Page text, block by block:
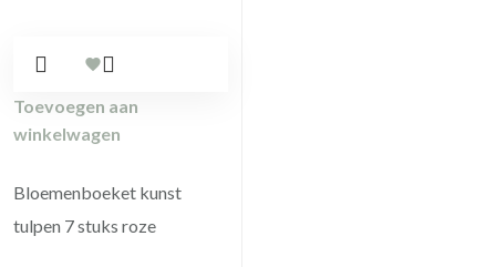
Toevoegen aan
winkelwagen
Bloemenboeket kunst
tulpen 7 stuks roze